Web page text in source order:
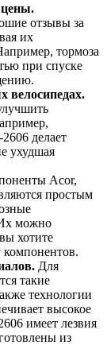
цены.
отзывы за
их
тормоза
при спуске
велосипедах.
делает
ухудшая
Acor,
простым
можно
хотите
компонентов.
Для
такие
технологии
высокое
имеет лезвия
из